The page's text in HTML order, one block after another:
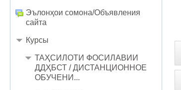
Эълонҳои сомона/Объявления
сайта
Курсы
ТАҲСИЛОТИ ФОСИЛАВИИ
ДДҲБСТ / ДИСТАНЦИОННОЕ
ОБУЧЕНИ...